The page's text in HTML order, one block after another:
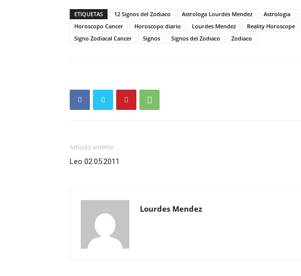
ETIQUETAS 12 Signos del Zodiaco Astrologa Lourdes Mendez Astrologia
Horoscopo Cancer
Horoscopo diario Lourdes Mendez Reality Horoscope
Signo Zodiacal Cancer
Signos Signos del Zodiaco Zodiaco
Artículo anterior
Leo 02.05.2011
Lourdes Mendez